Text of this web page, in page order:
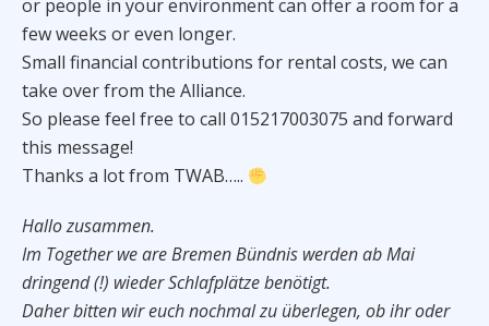
or people in your environment can offer a room for a
few weeks or even longer.
Small financial contributions for rental costs, we can
take over from the Alliance.
So please feel free to call 015217003075 and forward
this message!
Thanks a lot from TWAB…..
Hallo zusammen.
Im Together we are Bremen Bündnis werden ab Mai
dringend (!) wieder Schlafplätze benötigt.
Daher bitten wir euch nochmal zu überlegen, ob ihr oder